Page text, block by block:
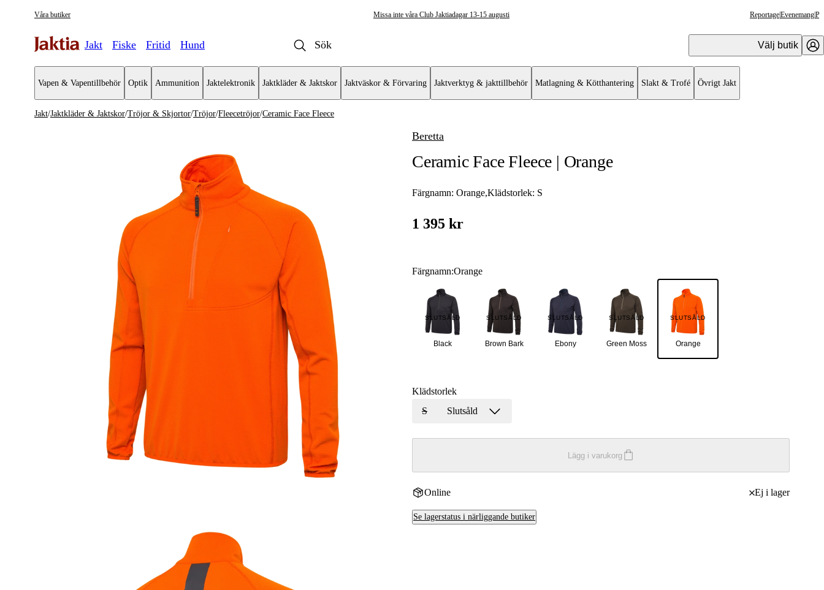
Våra butiker Missa inte våra Club Jaktiadagar 13-15 augusti ReportageEvenemang
Jakt Fiske Fritid Hund Välj butik
Vapen & Vapentillbehör Optik Ammunition Jaktelektronik Jaktkläder & Jaktskor Jaktväskor & Förvaring Jaktverktyg & jakttillbehör Matlagning & Kötthantering Slakt & Trofé Övrigt Jakt
Jaktkläder & Jaktskor
Underkläder & Underställ
Tröjor
Skjortor
T-shirts
Jakt/Jaktkläder & Jaktskor/Tröjor & Skjortor/Tröjor/Fleecetröjor/Ceramic Face Fleece
Beretta
Ceramic Face Fleece | Orange
Färgnamn: Orange,Klädstorlek: S
1 395 kr
Färgnamn:Orange
Black
SLUTSÅLD
Brown Bark
SLUTSÅLD
Ebony
SLUTSÅLD
Green Moss
SLUTSÅLD
Orange
SLUTSÅLD
Klädstorlek
S
Slutsåld
Lägg i varukorg
Online Ej i lager
Se lagerstatus i närliggande butiker